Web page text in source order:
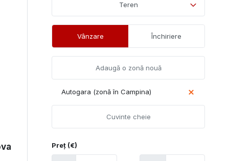
Teren
Vânzare Închiriere
Autogara (zonă în Campina)
Preț (€)